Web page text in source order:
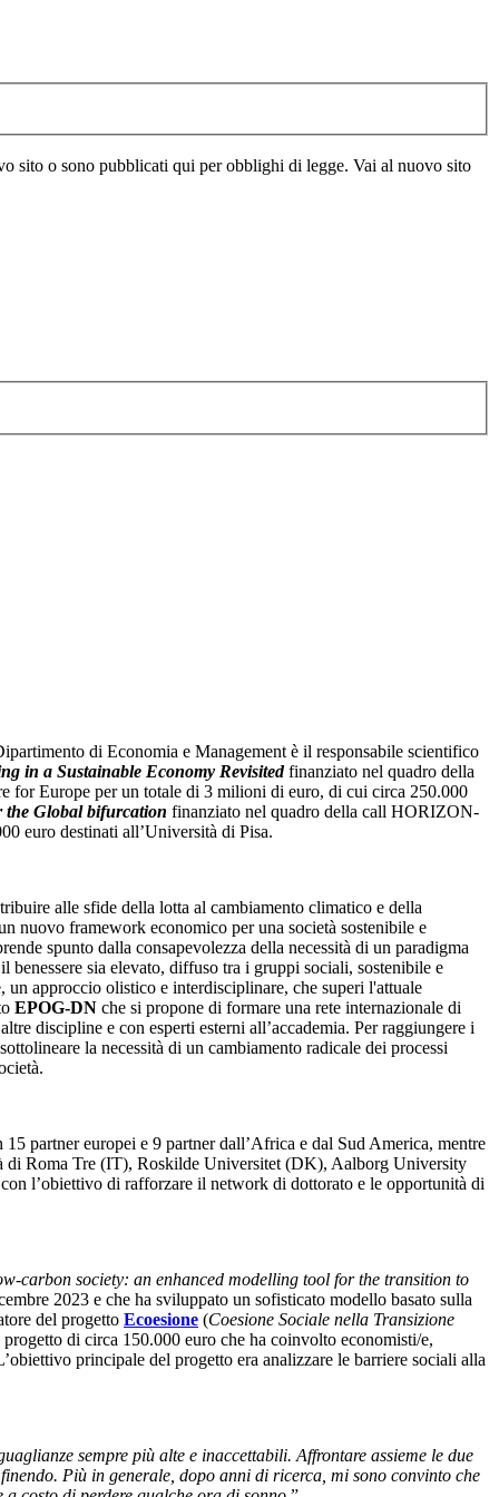
sito o sono pubblicati qui per obblighi di legge. Vai al nuovo sito
di Economia e Management è il responsabile scientifico
in a Sustainable Economy Revisitedfinanziato nel quadro della
Europe per un totale di 3 milioni di euro, di cui circa 250.000
the Global bifurcation finanziato nel quadro della call HORIZON-
euro destinati all’Università di Pisa.
alle sfide della lotta al cambiamento climatico e della
nuovo framework economico per una società sostenibile e
spunto dalla consapevolezza della necessità di un paradigma
sia elevato, diffuso tra i gruppi sociali, sostenibile e
approccio olistico e interdisciplinare, che superi l'attuale
EPOG-DN che si propone di formare una rete internazionale di
discipline e con esperti esterni all’accademia. Per raggiungere i
la necessità di un cambiamento radicale dei processi
partner europei e 9 partner dall’Africa e dal Sud America, mentre
di Roma Tre (IT), Roskilde Universitet (DK), Aalborg University
l’obiettivo di rafforzare il network di dottorato e le opportunità di
carbon society: an enhanced modelling tool for the transition to
2023 e che ha sviluppato un sofisticato modello basato sulla
del progetto Ecoesione (Coesione Sociale nella Transizione
di circa 150.000 euro che ha coinvolto economisti/e,
principale del progetto era analizzare le barriere sociali alla
sempre più alte e inaccettabili. Affrontare assieme le due
Più in generale, dopo anni di ricerca, mi sono convinto che